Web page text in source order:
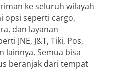
ke seluruh wilayah
opsi seperti cargo,
dan layanan
JNE, J&T, Tiki, Pos,
lainnya. Semua bisa
beranjak dari tempat